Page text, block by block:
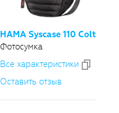
HAMA Syscase 110 Colt
Фотосумка
Все xарактеристики
Оставить отзыв